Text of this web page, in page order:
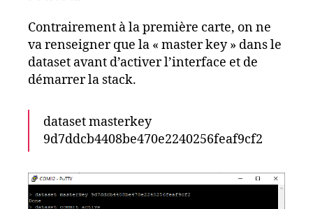
Contrairement à la première carte, on ne
va renseigner que la « master key » dans le
dataset avant d’activer l’interface et de
démarrer la stack.
dataset masterkey
9d7ddcb4408be470e2240256feaf9cf2